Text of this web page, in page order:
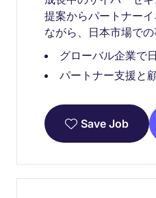
提案からパートナー
ながら、日本市場で
グローバル企業で
パートナー支援と
Save Job